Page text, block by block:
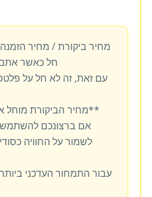
מחיר ביקורת / מחיר
חל כאשר
עם זאת, זה לא חל על
**מחיר הביקורת מוחל
אם ברצונכם להשתמש
לשמור על החוויה
עבור התמחור העדכני